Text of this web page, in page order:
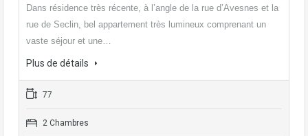
Dans résidence très récente, à l’angle de la rue d’Avesnes et la
rue de Seclin, bel appartement très lumineux comprenant un
vaste séjour et une…
Plus de détails
77
2 Chambres